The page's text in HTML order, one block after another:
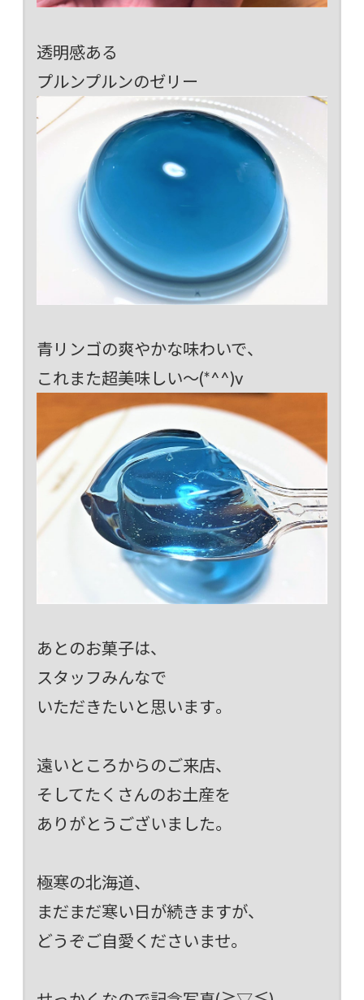
透明感ある
プルンプルンのゼリー
青リンゴの爽やかな味わいで、
これまた超美味しい～(*^^)v
あとのお菓子は、
スタッフみんなで
いただきたいと思います。
遠いところからのご来店、
そしてたくさんのお土産を
ありがとうございました。
極寒の北海道、
まだまだ寒い日が続きますが、
どうぞご自愛くださいませ。